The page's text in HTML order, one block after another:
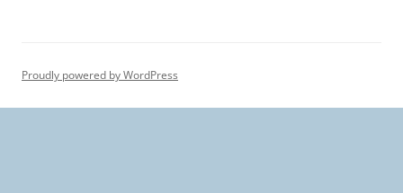
Proudly powered by WordPress